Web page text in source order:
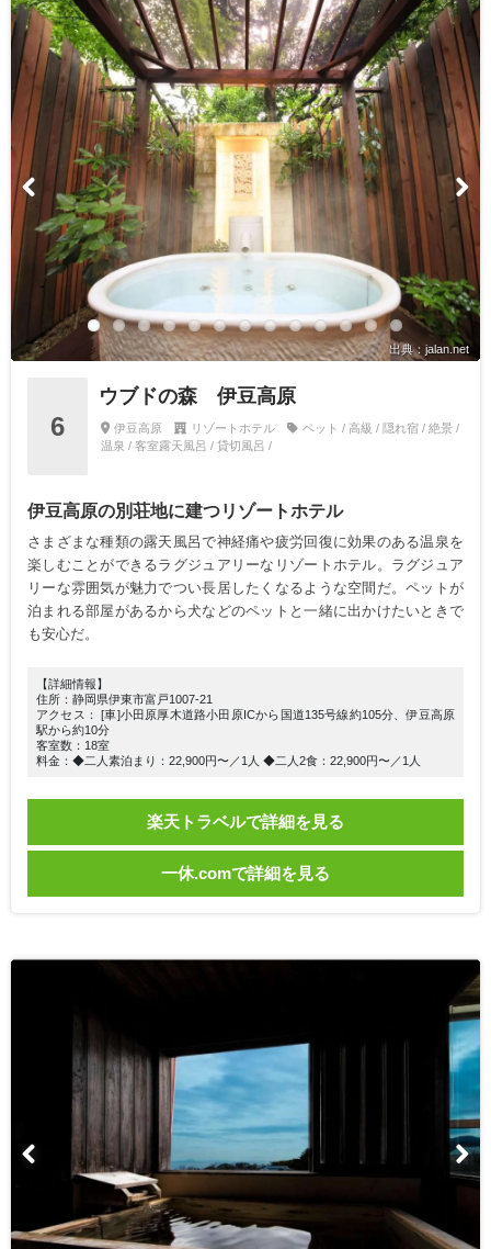
出典：jalan.net
6
ウブドの森 伊豆高原
伊豆高原 リゾートホテル
ペット / 高級 / 隠れ宿 / 絶景 /
温泉 / 客室露天風呂 / 貸切風呂 /
伊豆高原の別荘地に建つリゾートホテル
さまざまな種類の露天風呂で神経痛や疲労回復に効果のある温泉を
楽しむことができるラグジュアリーなリゾートホテル。ラグジュア
リーな雰囲気が魅力でつい長居したくなるような空間だ。ペットが
泊まれる部屋があるから犬などのペットと一緒に出かけたいときで
も安心だ。
【詳細情報】
住所：静岡県伊東市富戸1007-21
アクセス： [車]小田原厚木道路小田原ICから国道135号線約105分、伊豆高原
駅から約10分
客室数：18室
料金：◆二人素泊まり：22,900円〜／1人 ◆二人2食：22,900円〜／1人
楽天トラベルで詳細を見る
一休.comで詳細を見る